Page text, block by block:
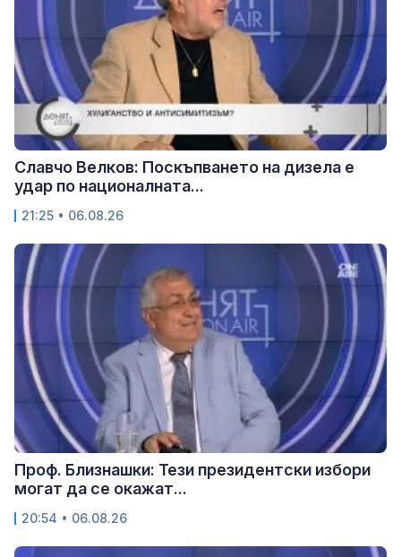
Славчо Велков: Поскъпването на дизела е
удар по националната...
21:25 • 06.08.26
Проф. Близнашки: Тези президентски избори
могат да се окажат...
20:54 • 06.08.26